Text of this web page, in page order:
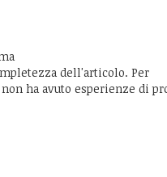
dell'articolo. Per
ha avuto esperienze di